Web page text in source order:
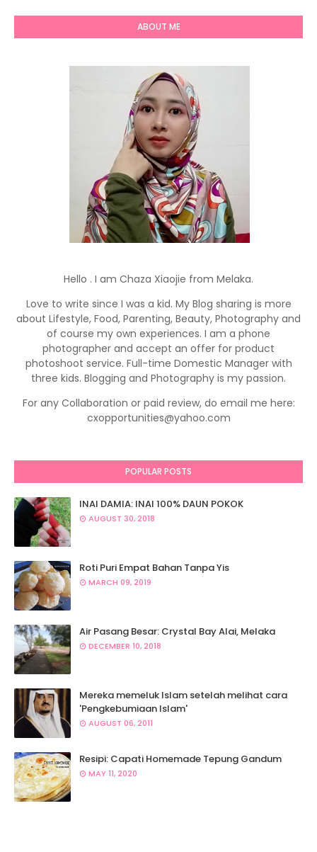
ABOUT ME
Hello . I am Chaza Xiaojie from Melaka.
Love to write since I was a kid. My Blog sharing is more
about Lifestyle, Food, Parenting, Beauty, Photography and
of course my own experiences. I am a phone
photographer and accept an offer for product
photoshoot service. Full-time Domestic Manager with
three kids. Blogging and Photography is my passion.
For any Collaboration or paid review, do email me here:
cxopportunities@yahoo.com
POPULAR POSTS
INAI DAMIA: INAI 100% DAUN POKOK
AUGUST 30, 2018
Roti Puri Empat Bahan Tanpa Yis
MARCH 09, 2019
Air Pasang Besar: Crystal Bay Alai, Melaka
DECEMBER 10, 2018
Mereka memeluk Islam setelah melihat cara
'Pengkebumiaan Islam'
AUGUST 06, 2011
Resipi: Capati Homemade Tepung Gandum
MAY 11, 2020